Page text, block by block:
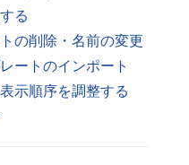
る
の削除・名前の変更
ートのインポート
示順序を調整する